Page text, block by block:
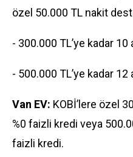
özel 50.000 TL nakit
- 300.000 TL’ye kadar
- 500.000 TL’ye kadar
Van EV: KOBİ’lere özel
%0 faizli kredi veya
faizli kredi.